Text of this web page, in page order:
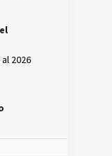
2026